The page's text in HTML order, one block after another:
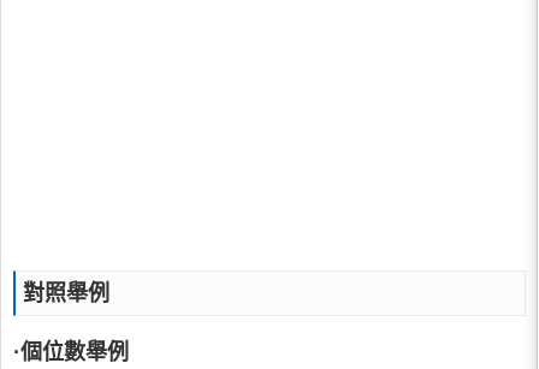
對照舉例
·個位數舉例